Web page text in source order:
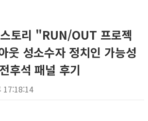
토리 "RUN/OUT 프로젝
웃 성소수자 정치인 가능성
후석 패널 후기
17:18:14